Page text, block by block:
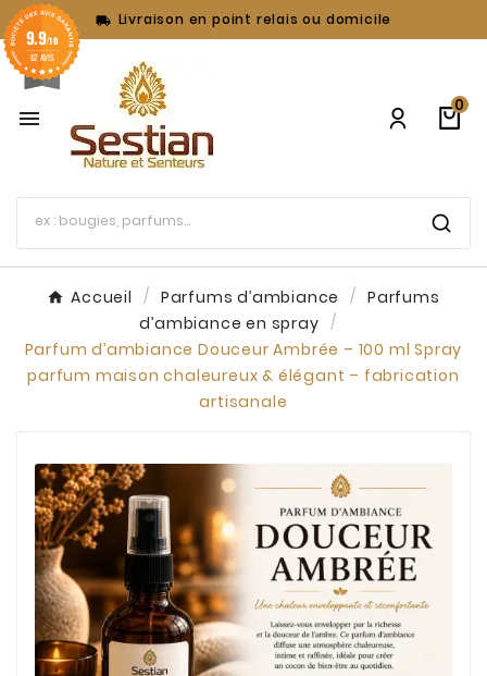
 Livraison en point relais ou domicile

0
Accueil Parfums d’ambiance
Parfums
d’ambiance en spray
Parfum d’ambiance Douceur Ambrée – 100 ml Spray
parfum maison chaleureux & élégant – fabrication
artisanale
9.9/10
62 AVIS